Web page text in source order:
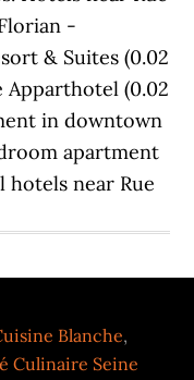
Blanche,
Culinaire Seine